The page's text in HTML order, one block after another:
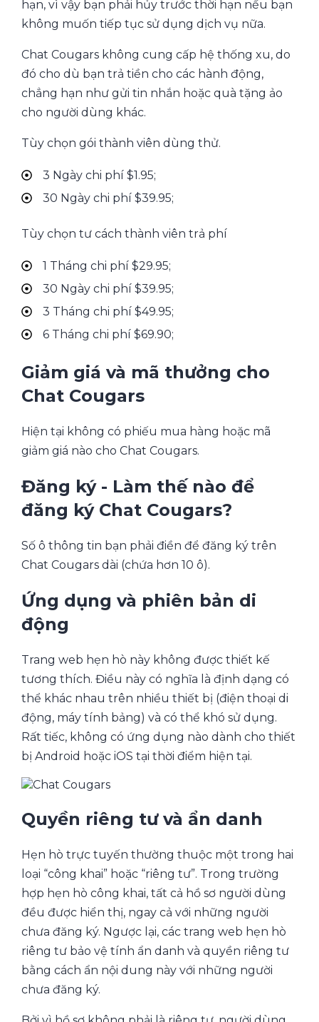
hạn, vì vậy bạn phải hủy trước thời hạn nếu bạn
không muốn tiếp tục sử dụng dịch vụ nữa.
Chat Cougars không cung cấp hệ thống xu, do
đó cho dù bạn trả tiền cho các hành động,
chẳng hạn như gửi tin nhắn hoặc quà tặng ảo
cho người dùng khác.
Tùy chọn gói thành viên dùng thử.
3 Ngày chi phí $1.95;
30 Ngày chi phí $39.95;
Tùy chọn tư cách thành viên trả phí
1 Tháng chi phí $29.95;
30 Ngày chi phí $39.95;
3 Tháng chi phí $49.95;
6 Tháng chi phí $69.90;
Giảm giá và mã thưởng cho
Chat Cougars
Hiện tại không có phiếu mua hàng hoặc mã
giảm giá nào cho Chat Cougars.
Đăng ký - Làm thế nào để
đăng ký Chat Cougars?
Số ô thông tin bạn phải điền để đăng ký trên
Chat Cougars dài (chứa hơn 10 ô).
Ứng dụng và phiên bản di
động
Trang web hẹn hò này không được thiết kế
tương thích. Điều này có nghĩa là định dạng có
thể khác nhau trên nhiều thiết bị (điện thoại di
động, máy tính bảng) và có thể khó sử dụng.
Rất tiếc, không có ứng dụng nào dành cho thiết
bị Android hoặc iOS tại thời điểm hiện tại.
Quyền riêng tư và ẩn danh
Hẹn hò trực tuyến thường thuộc một trong hai
loại “công khai” hoặc “riêng tư”. Trong trường
hợp hẹn hò công khai, tất cả hồ sơ người dùng
đều được hiển thị, ngay cả với những người
chưa đăng ký. Ngược lại, các trang web hẹn hò
riêng tư bảo vệ tính ẩn danh và quyền riêng tư
bằng cách ẩn nội dung này với những người
chưa đăng ký.